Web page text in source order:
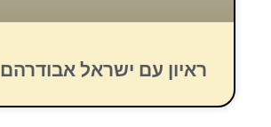
ראיון עם ישראל אבודרהם